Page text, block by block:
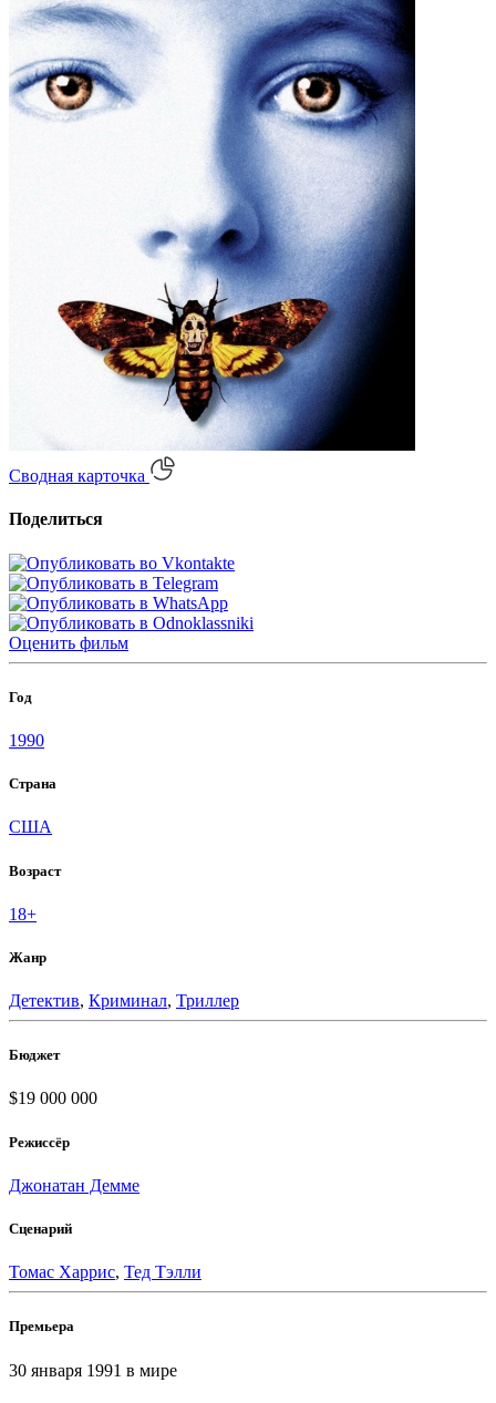
Сводная карточка
Поделиться
Оценить фильм
Год
1990
Страна
США
Возраст
18+
Жанр
Детектив, Криминал, Триллер
Бюджет
$19 000 000
Режиссёр
Джонатан Демме
Сценарий
Томас Харрис, Тед Тэлли
Премьера
30 января 1991 в мире